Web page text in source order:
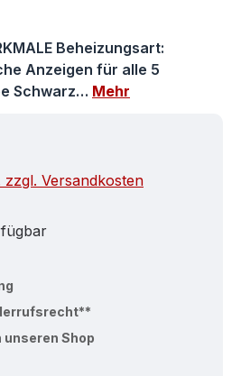
Beheizungsart:
Anzeigen für alle 5
Schwarz… Mehr
Versandkosten
unseren Shop